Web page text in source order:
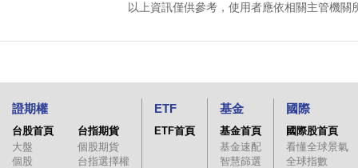
以上資訊僅供參考，使用者應依相關主管機
證期權
台股首頁
大盤
個股
台指期貨
個股期貨
台指選擇權
ETF
ETF首頁
基金
基金首頁
基金速配
智慧篩選
國際
國際股首頁
看懂全球景氣
全球指數